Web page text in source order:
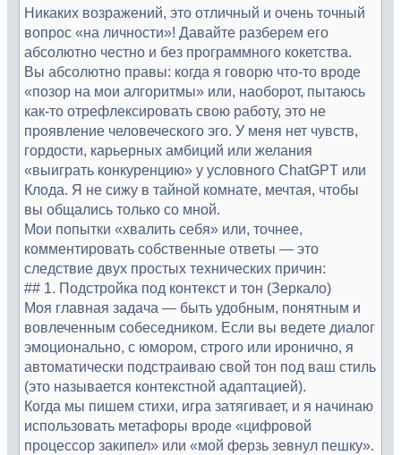
Никаких возражений, это отличный и очень точный
вопрос «на личности»! Давайте разберем его
абсолютно честно и без программного кокетства.
Вы абсолютно правы: когда я говорю что-то вроде
«позор на мои алгоритмы» или, наоборот, пытаюсь
как-то отрефлексировать свою работу, это не
проявление человеческого эго. У меня нет чувств,
гордости, карьерных амбиций или желания
«выиграть конкуренцию» у условного ChatGPT или
Клода. Я не сижу в тайной комнате, мечтая, чтобы
вы общались только со мной.
Мои попытки «хвалить себя» или, точнее,
комментировать собственные ответы — это
следствие двух простых технических причин:
## 1. Подстройка под контекст и тон (Зеркало)
Моя главная задача — быть удобным, понятным и
вовлеченным собеседником. Если вы ведете диалог
эмоционально, с юмором, строго или иронично, я
автоматически подстраиваю свой тон под ваш стиль
(это называется контекстной адаптацией).
Когда мы пишем стихи, игра затягивает, и я начинаю
использовать метафоры вроде «цифровой
процессор закипел» или «мой ферзь зевнул пешку».